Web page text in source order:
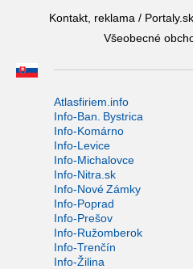
Kontakt, reklama / Portaly.sk
Všeobecné
Atlasfiriem.info
Info-Ban. Bystrica
Info-Komárno
Info-Levice
Info-Michalovce
Info-Nitra.sk
Info-Nové Zámky
Info-Poprad
Info-Prešov
Info-Ružomberok
Info-Trenčín
Info-Žilina